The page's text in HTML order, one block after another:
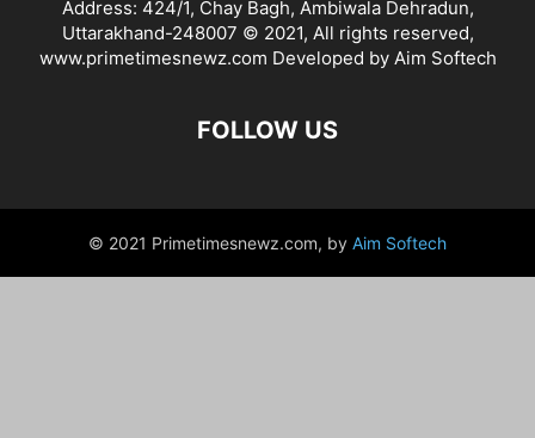
Address: 424/1, Chay Bagh, Ambiwala Dehradun,
Uttarakhand-248007 © 2021, All rights reserved,
www.primetimesnewz.com Developed by Aim Softech
FOLLOW US
© 2021 Primetimesnewz.com, by Aim Softech